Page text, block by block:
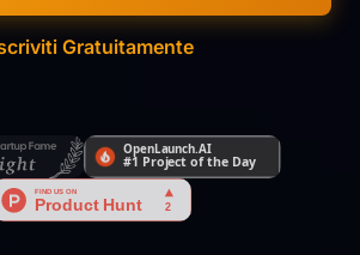
Gratuitamente